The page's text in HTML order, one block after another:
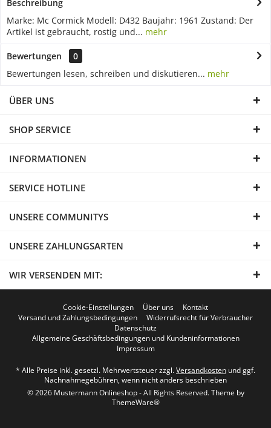
Beschreibung
Marke: Mc Cormick Modell: D432 Baujahr: 1961 Zustand: Der
Artikel ist gebraucht, rostig und... mehr
Bewertungen
0
Bewertungen lesen, schreiben und diskutieren... mehr
ÜBER UNS
SHOP SERVICE
INFORMATIONEN
SERVICE HOTLINE
UNSERE COMMUNITYS
UNSERE ZAHLUNGSARTEN
WIR VERSENDEN MIT:
Cookie-Einstellungen Über uns
Kontakt
Versand und Zahlungsbedingungen
Widerrufsrecht für Verbraucher
Datenschutz
Allgemeine Geschäftsbedingungen und Kundeninformationen
Impressum
* Alle Preise inkl. gesetzl. Mehrwertsteuer zzgl.Versandkosten und ggf.
Nachnahmegebühren, wenn nicht anders beschrieben
© 2026 Mustermann Onlineshop - All Rights Reserved. Theme by
ThemeWare®